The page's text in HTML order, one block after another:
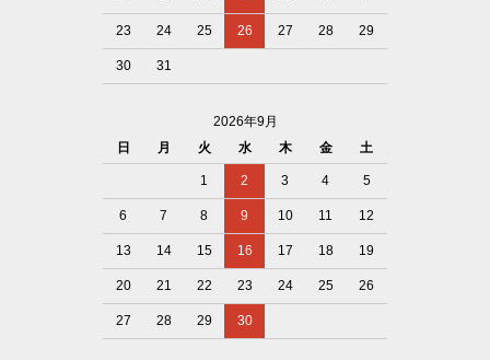
23 24 25 26 27 28 29
30 31
2026年9月
日
月 火 水 木 金 土
1 2 3 4 5
6 7 8 9 10 11 12
13 14 15 16 17 18 19
20 21 22 23 24 25 26
27 28 29 30